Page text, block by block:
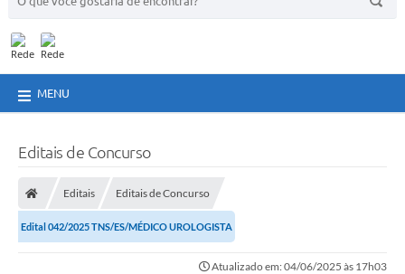
MENU
Editais de Concurso
Editais Editais de Concurso
Edital 042/2025 TNS/ES/MÉDICO UROLOGISTA
Atualizado em: 04/06/2025 às 17h03